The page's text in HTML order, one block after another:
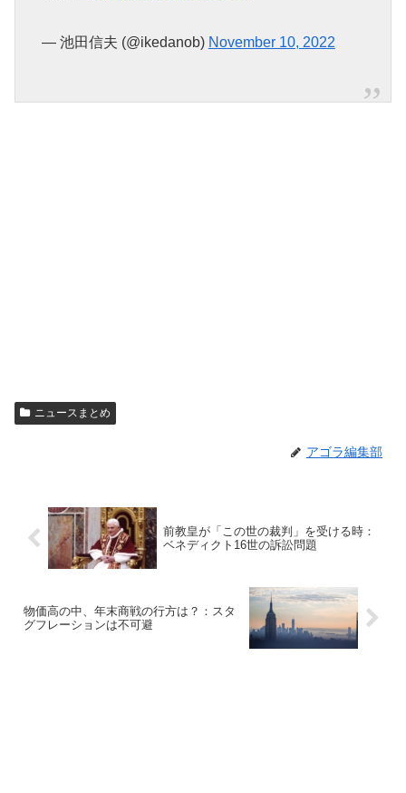
— 池田信夫 (@ikedanob) November 10, 2022
ニュースまとめ
アゴラ編集部
前教皇が「この世の裁判」を受ける時：
ベネディクト16世の訴訟問題
物価高の中、年末商戦の行方は？：スタ
グフレーションは不可避